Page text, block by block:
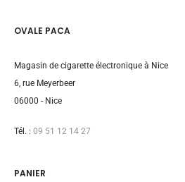
OVALE PACA
Magasin de cigarette électronique à Nice
6, rue Meyerbeer
06000 - Nice
Tél. : 09 51 12 14 27
PANIER